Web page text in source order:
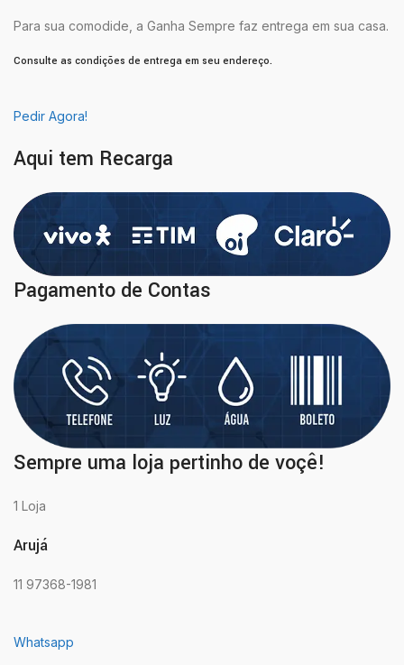
Para sua comodide, a Ganha Sempre faz entrega em sua casa.
Consulte as condições de entrega em seu endereço.
Pedir Agora!
Aqui tem Recarga
Pagamento de Contas
Sempre uma loja pertinho de voçê!
1 Loja
Arujá
11 97368-1981
Whatsapp